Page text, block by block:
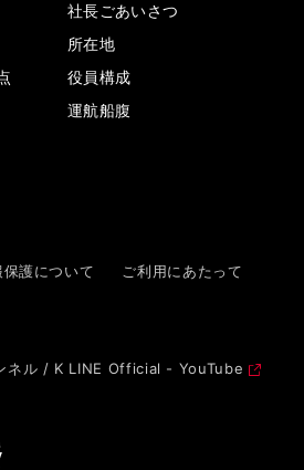
社長ごあいさつ
所在地
役員構成
運航船腹
護について
ご利用にあたって
ネル / K LINE Official - YouTube